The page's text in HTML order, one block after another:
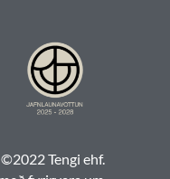
Tengi ehf.